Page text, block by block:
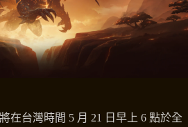
在台灣時間 5 月 21 日早上 6 點於全